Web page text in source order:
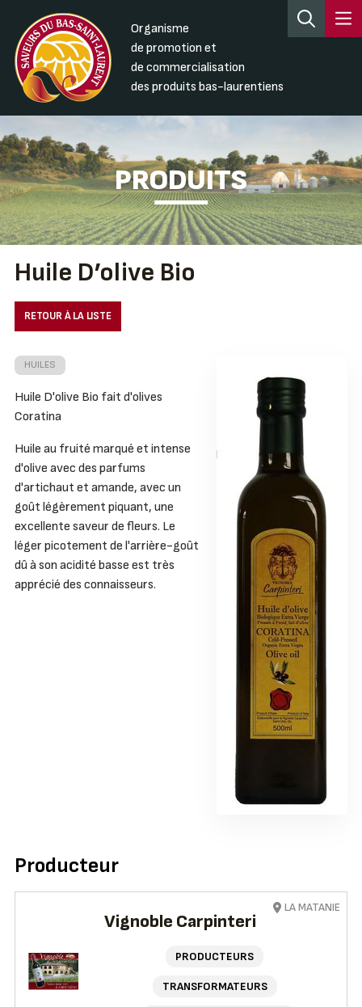
Organisme
de promotion et
de commercialisation
des produits bas-laurentiens
PRODUITS
Huile D’olive Bio
RETOUR À LA LISTE
HUILES
Huile D'olive Bio fait d'olives
Coratina
Huile au fruité marqué et intense
d'olive avec des parfums
d'artichaut et amande, avec un
goût légèrement piquant, une
excellente saveur de fleurs. Le
léger picotement de l'arrière-goût
dû à son acidité basse est très
apprécié des connaisseurs.
Producteur
Vignoble Carpinteri
PRODUCTEURS
TRANSFORMATEURS
LA MATANIE